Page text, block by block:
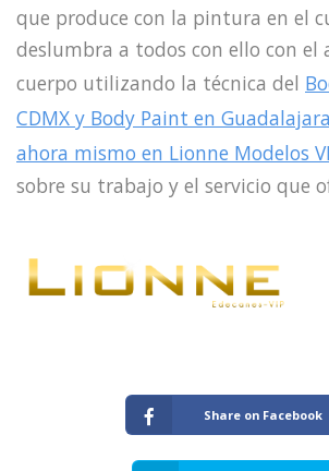
que produce con la pintura en el
deslumbra a todos con ello con el
cuerpo utilizando la técnica del
CDMX y Body Paint en Guadalajara
ahora mismo en Lionne Modelos
sobre su trabajo y el servicio que
Share on Facebook